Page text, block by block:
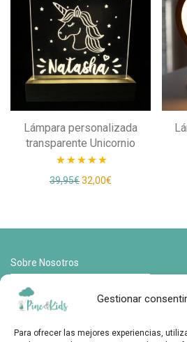
Gestionar
Para ofrecer las mejores experiencias,
Lámpara personalizada
transparente Unicornio
Valorado
39,95€El precio original era:
32,00€
Sobre Nosotros
Contactar
FAQs
Envíos y devoluciones